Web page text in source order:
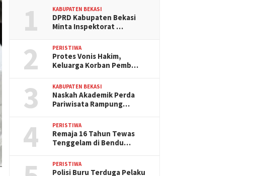
1 KABUPATEN BEKASI
DPRD Kabupaten Bekasi
Minta Inspektorat …
2 PERISTIWA
Protes Vonis Hakim,
Keluarga Korban Pemb…
3 KABUPATEN BEKASI
Naskah Akademik Perda
Pariwisata Rampung…
4 PERISTIWA
Remaja 16 Tahun Tewas
Tenggelam di Bendu…
PERISTIWA
Polisi Buru Terduga Pelaku